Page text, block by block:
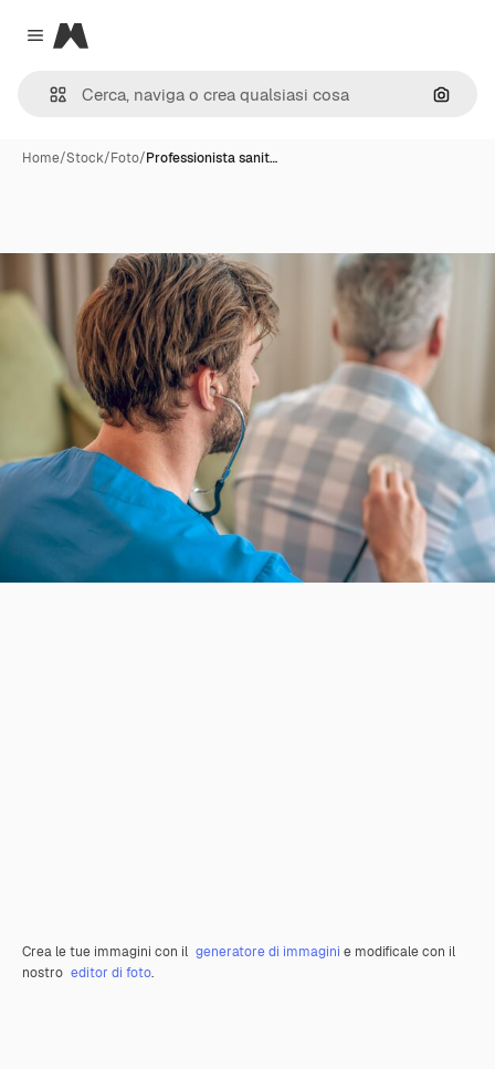
Close menu
Magnific
Cerca
Home/Stock/Foto/Professionista sanit…
Crea le tue immagini con il generatore di immagini e modificale con il
nostro editor di foto.